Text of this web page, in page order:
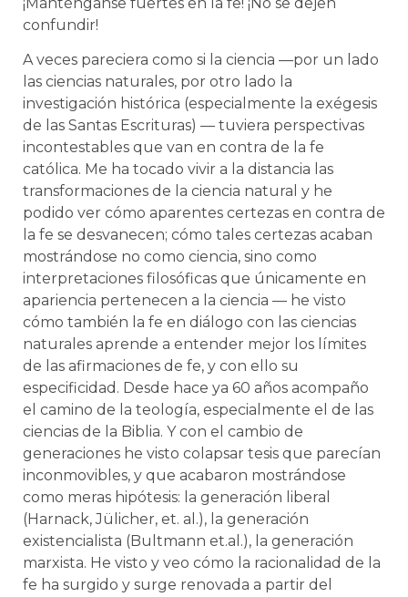
confundir!
A veces pareciera como si la ciencia —por un lado
las ciencias naturales, por otro lado la
investigación histórica (especialmente la exégesis
de las Santas Escrituras) — tuviera perspectivas
incontestables que van en contra de la fe
católica. Me ha tocado vivir a la distancia las
transformaciones de la ciencia natural y he
podido ver cómo aparentes certezas en contra de
la fe se desvanecen; cómo tales certezas acaban
mostrándose no como ciencia, sino como
interpretaciones filosóficas que únicamente en
apariencia pertenecen a la ciencia — he visto
cómo también la fe en diálogo con las ciencias
naturales aprende a entender mejor los límites
de las afirmaciones de fe, y con ello su
especificidad. Desde hace ya 60 años acompaño
el camino de la teología, especialmente el de las
ciencias de la Biblia. Y con el cambio de
generaciones he visto colapsar tesis que parecían
inconmovibles, y que acabaron mostrándose
como meras hipótesis: la generación liberal
(Harnack, Jülicher, et. al.), la generación
existencialista (Bultmann et.al.), la generación
marxista. He visto y veo cómo la racionalidad de la
fe ha surgido y surge renovada a partir del